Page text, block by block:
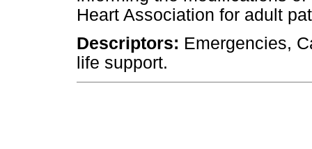
Heart Association for adult
Descriptors: Emergencies,
life support.